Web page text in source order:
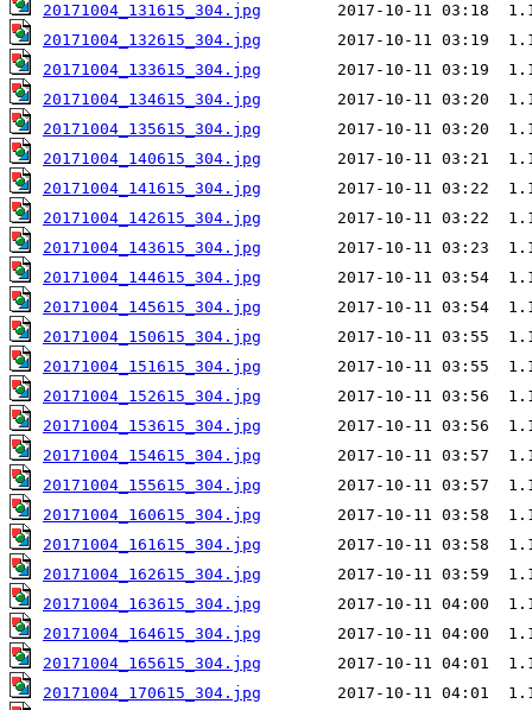
20171004_131615_304.jpg
20171004_132615_304.jpg
20171004_133615_304.jpg
20171004_134615_304.jpg
20171004_135615_304.jpg
20171004_140615_304.jpg
20171004_141615_304.jpg
20171004_142615_304.jpg
20171004_143615_304.jpg
20171004_144615_304.jpg
20171004_145615_304.jpg
20171004_150615_304.jpg
20171004_151615_304.jpg
20171004_152615_304.jpg
20171004_153615_304.jpg
20171004_154615_304.jpg
20171004_155615_304.jpg
20171004_160615_304.jpg
20171004_161615_304.jpg
20171004_162615_304.jpg
20171004_163615_304.jpg
20171004_164615_304.jpg
20171004_165615_304.jpg
20171004_170615_304.jpg